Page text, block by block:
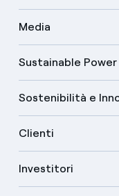
Media
Sustainable Power
Sostenibilità e
Clienti
Investitori